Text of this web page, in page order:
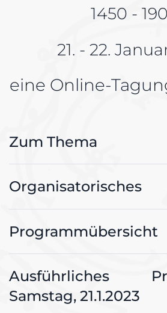
1450 -
21. - 22.
eine Online-
Zum Thema
Organisatorisches
Programmübersicht
Ausführliches
Samstag, 21.1.2023